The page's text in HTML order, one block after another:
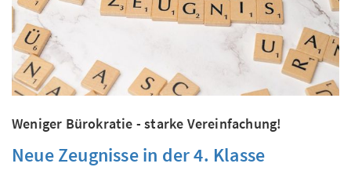
Weniger Bürokratie - starke Vereinfachung!
Neue Zeugnisse in der 4. Klasse